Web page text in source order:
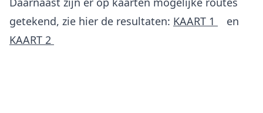
getekend, zie hier de resultaten: KAART 1
en
KAART 2